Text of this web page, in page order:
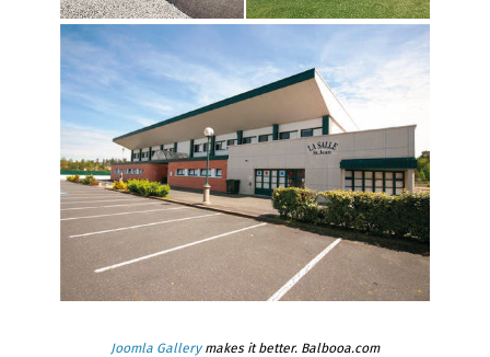
Joomla Gallerymakes it better. Balbooa.com